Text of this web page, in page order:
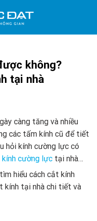
không?
tại nhà
càng tăng và nhiều
các tấm kính cũ để tiết
hỏi kính cường lực có
cường lực tại nhà…
hiểu cách cắt kính
kính tại nhà chi tiết và